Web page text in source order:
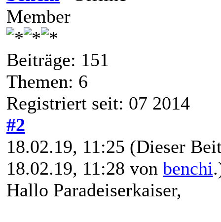
Member
Beiträge: 151
Themen: 6
Registriert seit: 07 2014
#2
18.02.19, 11:25 (Dieser
18.02.19, 11:28 von benchi
Hallo Paradeiserkaiser,